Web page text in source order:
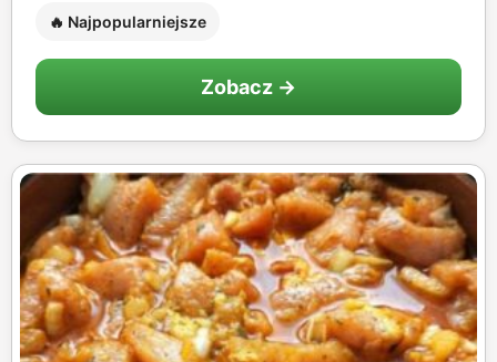
🔥 Najpopularniejsze
Zobacz →